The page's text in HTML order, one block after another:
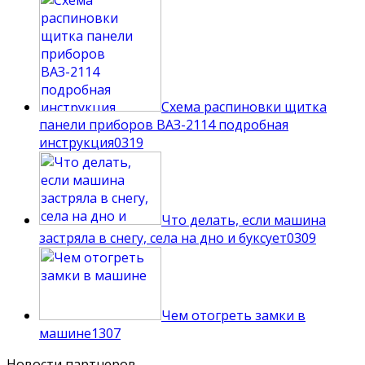
Схема распиновки щитка
панели приборов ВАЗ-2114 подробная
инструкция0319
Что делать, если машина
застряла в снегу, села на дно и буксует0309
Чем отогреть замки в
машине1307